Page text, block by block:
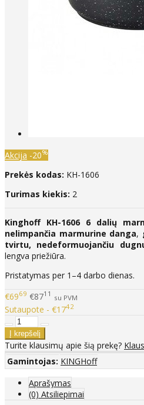
Akcija -20%
Prekės kodas: KH-1606
Turimas kiekis: 2
Kinghoff KH-1606 6 dalių
nelimpančia marmurine danga,
tvirtu, nedeformuojančiu
lengva priežiūra.
Pristatymas per 1–4 darbo dienas.
€6969 €8711 su PVM
Sutaupote - €1742
Turite klausimų apie šią prekę?
Gamintojas: KINGHoff
Aprašymas
(0) Atsiliepimai